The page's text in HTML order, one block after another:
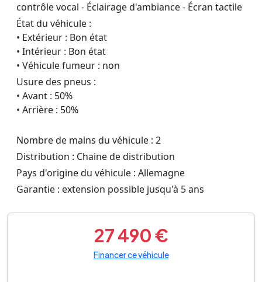
contrôle vocal - Éclairage d'ambiance - Écran tactile
État du véhicule :
• Extérieur : Bon état
• Intérieur : Bon état
• Véhicule fumeur : non
Usure des pneus :
• Avant : 50%
• Arrière : 50%
Nombre de mains du véhicule : 2
Distribution : Chaine de distribution
Pays d'origine du véhicule : Allemagne
Garantie : extension possible jusqu'à 5 ans
27 490 €
Financer ce véhicule